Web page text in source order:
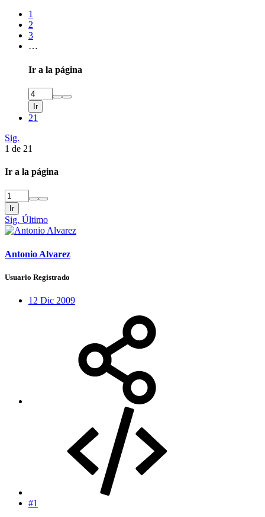
1
2
3
…
Ir a la página
Ir
21
Sig.
1 de 21
Ir a la página
Ir
Sig. Último
Antonio Alvarez
Usuario Registrado
12 Dic 2009
#1